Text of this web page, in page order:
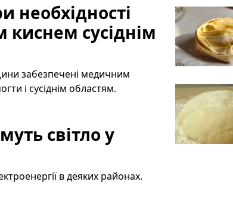
необхідності
сусіднім
забезпечені медичним
і сусіднім областям.
світло у
в деяких районах.